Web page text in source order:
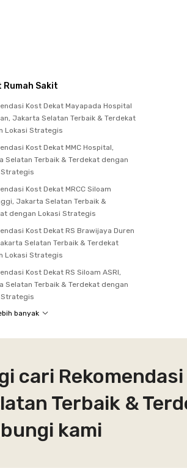
Rumah Sakit
Kost Dekat Mayapada Hospital
Jakarta Selatan Terbaik & Terdekat
Lokasi Strategis
Kost Dekat MMC Hospital,
Selatan Terbaik & Terdekat dengan
Strategis
Kost Dekat MRCC Siloam
Jakarta Selatan Terbaik &
dengan Lokasi Strategis
Kost Dekat RS Brawijaya Duren
Selatan Terbaik & Terdekat
Lokasi Strategis
Kost Dekat RS Siloam ASRI,
Selatan Terbaik & Terdekat dengan
Strategis
banyak
cari
Terbaik &
kami